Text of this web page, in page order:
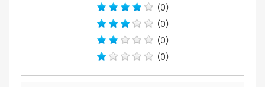
(0)
(0)
(0)
(0)